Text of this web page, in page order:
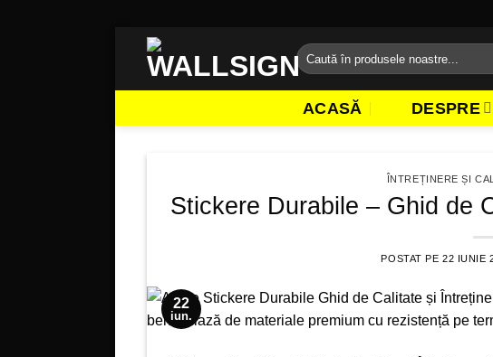
Caută
după:
ACASĂ DESPRE
ÎNTREȚINERE ȘI
Stickere Durabile – Ghid de
POSTAT PE22 IUNIE
22
iun.